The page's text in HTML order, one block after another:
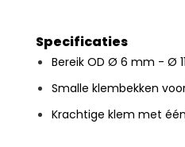
Specificaties
Bereik OD Ø 6 mm - Ø
Smalle klembekken
Krachtige klem met